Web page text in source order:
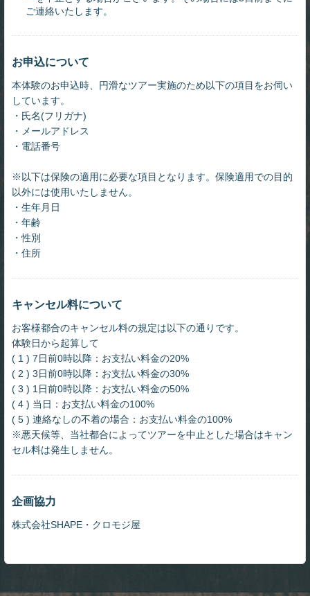
ご連絡いたします。
お申込について
本体験のお申込時、円滑なツアー実施のため以下の項目をお伺い
しています。
・氏名(フリガナ)
・メールアドレス
・電話番号
※以下は保険の適用に必要な項目となります。保険適用での目的
以外には使用いたしません。
・生年月日
・年齢
・性別
・住所
キャンセル料について
お客様都合のキャンセル料の規定は以下の通りです。
体験日から起算して
( 1 ) 7日前0時以降：お支払い料金の20%
( 2 ) 3日前0時以降：お支払い料金の30%
( 3 ) 1日前0時以降：お支払い料金の50%
( 4 ) 当日：お支払い料金の100%
( 5 ) 連絡なしの不着の場合：お支払い料金の100%
※悪天候等、当社都合によってツアーを中止とした場合はキャン
セル料は発生しません。
企画協力
株式会社SHAPE・クロモジ屋